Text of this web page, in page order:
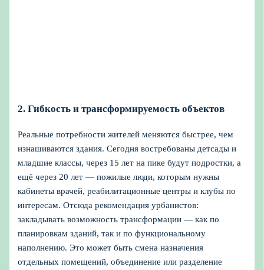
2. Гибкость и трансформируемость объектов
Реальные потребности жителей меняются быстрее, чем
изнашиваются здания. Сегодня востребованы детсады и
младшие классы, через 15 лет на пике будут подростки, а
ещё через 20 лет — пожилые люди, которым нужны
кабинеты врачей, реабилитационные центры и клубы по
интересам. Отсюда рекомендация урбанистов:
закладывать возможность трансформации — как по
планировкам зданий, так и по функциональному
наполнению. Это может быть смена назначения
отдельных помещений, объединение или разделение